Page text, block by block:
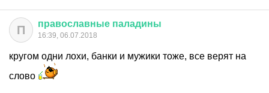
П православные паладины
16:39, 06.07.2018
кругом одни лохи, банки и мужики тоже, все верят на
слово